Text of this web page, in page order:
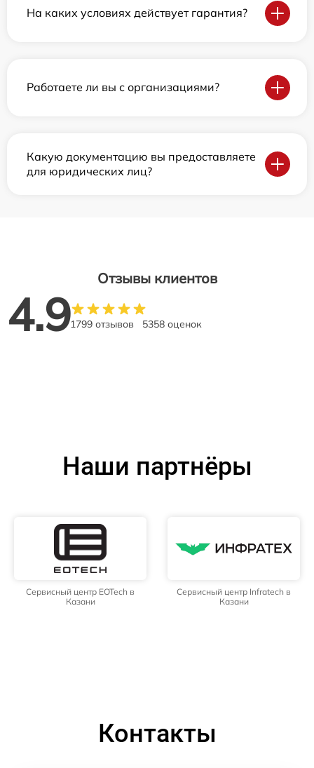
На каких условиях действует гарантия?
Работаете ли вы с организациями?
Какую документацию вы предоставляете
для юридических лиц?
Отзывы клиентов
4.91799 отзывов 5358 оценок
Наши партнёры
Сервисный центр EOTech в
Казани
Сервисный центр Infratech в
Казани
Контакты